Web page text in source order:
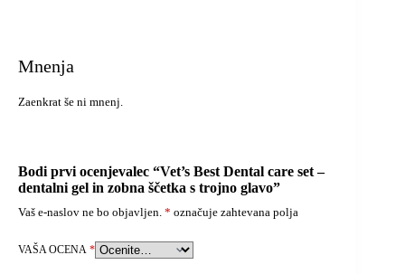
Mnenja
Zaenkrat še ni mnenj.
Bodi prvi ocenjevalec “Vet’s Best Dental care set –
dentalni gel in zobna ščetka s trojno glavo”
Vaš e-naslov ne bo objavljen. * označuje zahtevana polja
VAŠA OCENA *